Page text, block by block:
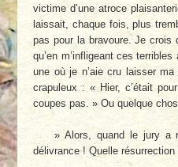
victime d’une atroce
laissait, chaque fois, plus
pas pour la bravoure. Je crois
qu’en m’infligeant ces
une où je n’aie cru laisser
crapuleux : « Hier, c’était
coupes pas. » Ou quelque
» Alors, quand le jury a
délivrance ! Quelle résurrection